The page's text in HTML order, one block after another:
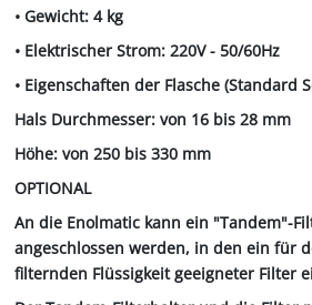
• Gewicht: 4 kg
• Elektrischer Strom: 220V - 50/60Hz
• Eigenschaften der Flasche (Standard
Hals Durchmesser: von 16 bis 28 mm
Höhe: von 250 bis 330 mm
OPTIONAL
An die Enolmatic kann ein "Tandem"-
angeschlossen werden, in den ein für
filternden Flüssigkeit geeigneter Filter